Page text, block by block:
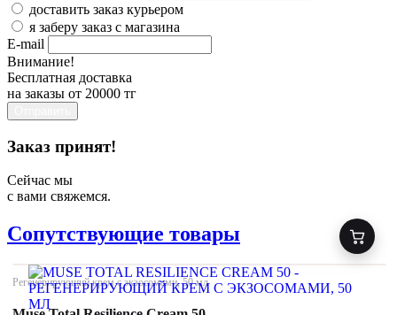
доставить заказ курьером
я заберу заказ с магазина
E-mail
Внимание!
Бесплатная доставка
на заказы от 20000 тг
Заказ принят!
Сейчас мы
с вами свяжемся.
Сопутствующие товары
Регенерирующий крем с экзосомами, 50 мл